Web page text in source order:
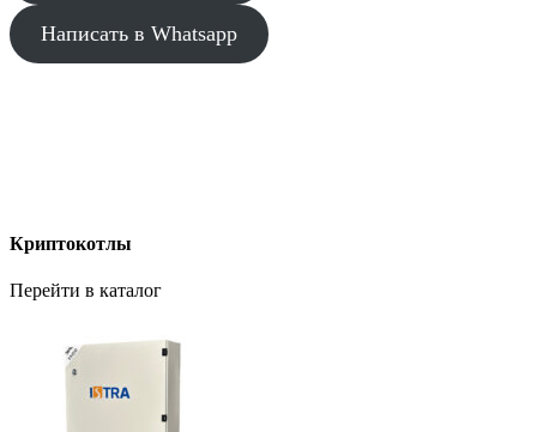
Написать в Whatsapp
Криптокотлы
Перейти в каталог